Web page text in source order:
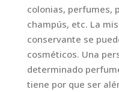
colonias, perfumes,
champús, etc. La
conservante se
cosméticos. Una
determinado
tiene por que ser